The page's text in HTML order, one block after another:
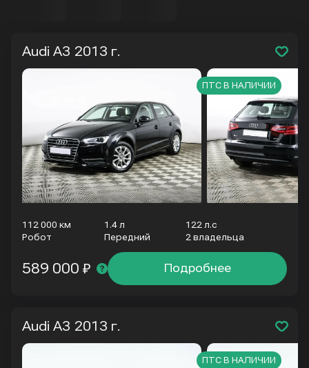
Audi A3 2013 г.
112 000 км 1.4 л
122 л.с
Робот
Передний 2 владельца
ПТС В НАЛИЧИИ
Подробнее
589 000 ₽
Audi A3 2013 г.
ПТС В НАЛИЧИИ